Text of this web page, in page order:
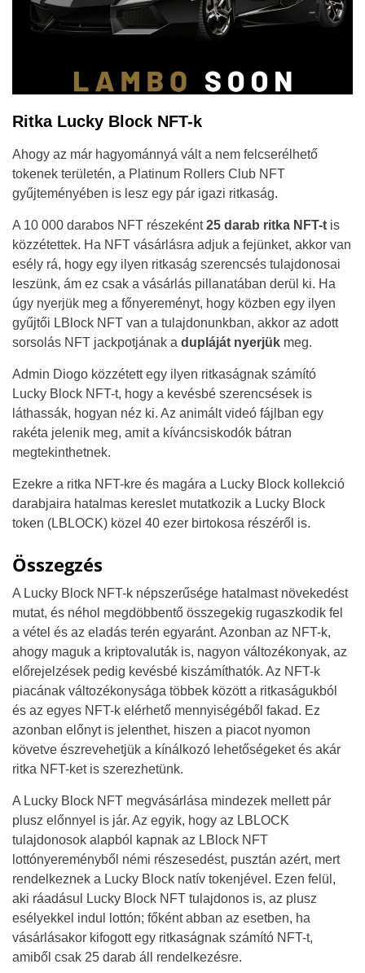
Ritka Lucky Block NFT-k
Ahogy az már hagyománnyá vált a nem felcserélhető
tokenek területén, a Platinum Rollers Club NFT
gyűjteményében is lesz egy pár igazi ritkaság.
A 10 000 darabos NFT részeként25 darab ritka NFT-t is
közzétettek. Ha NFT vásárlásra adjuk a fejünket, akkor van
esély rá, hogy egy ilyen ritkaság szerencsés tulajdonosai
leszünk, ám ez csak a vásárlás pillanatában derül ki. Ha
úgy nyerjük meg a főnyereményt, hogy közben egy ilyen
gyűjtői LBlock NFT van a tulajdonunkban, akkor az adott
sorsolás NFT jackpotjának a dupláját nyerjük meg.
Admin Diogo közzétett egy ilyen ritkaságnak számító
Lucky Block NFT-t, hogy a kevésbé szerencsések is
láthassák, hogyan néz ki. Az animált videó fájlban egy
rakéta jelenik meg, amit a kíváncsiskodók bátran
megtekinthetnek.
Ezekre a ritka NFT-kre és magára a Lucky Block kollekció
darabjaira hatalmas kereslet mutatkozik a Lucky Block
token (LBLOCK) közel 40 ezer birtokosa részéről is.
Összegzés
A Lucky Block NFT-k népszerűsége hatalmast növekedést
mutat, és néhol megdöbbentő összegekig rugaszkodik fel
a vétel és az eladás terén egyaránt. Azonban az NFT-k,
ahogy maguk a kriptovaluták is, nagyon változékonyak, az
előrejelzések pedig kevésbé kiszámíthatók. Az NFT-k
piacának változékonysága többek között a ritkaságukból
és az egyes NFT-k elérhető mennyiségéből fakad. Ez
azonban előnyt is jelenthet, hiszen a piacot nyomon
követve észrevehetjük a kínálkozó lehetőségeket és akár
ritka NFT-ket is szerezhetünk.
A Lucky Block NFT megvásárlása mindezek mellett pár
plusz előnnyel is jár. Az egyik, hogy az LBLOCK
tulajdonosok alapból kapnak az LBlock NFT
lottónyereményből némi részesedést, pusztán azért, mert
rendelkeznek a Lucky Block natív tokenjével. Ezen felül,
aki ráadásul Lucky Block NFT tulajdonos is, az plusz
esélyekkel indul lottón; főként abban az esetben, ha
vásárlásakor kifogott egy ritkaságnak számító NFT-t,
amiből csak 25 darab áll rendelkezésre.